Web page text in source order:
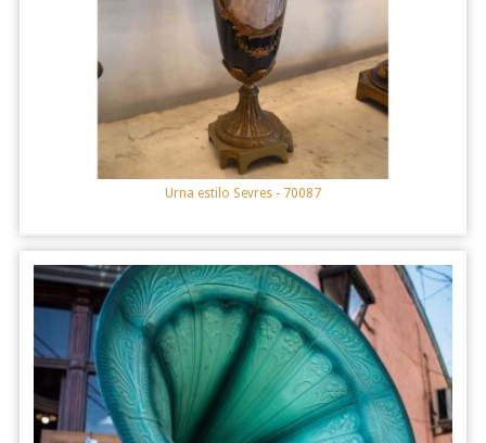
Urna estilo Sevres - 70087